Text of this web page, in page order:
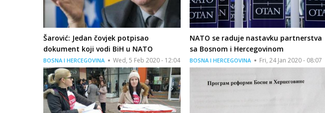
Šarović: Jedan čovjek potpisao
dokument koji vodi BiH u NATO
BOSNA I HERCEGOVINA Wed, 5 Feb 2020 - 12:04
NATO se raduje nastavku partnerstva
sa Bosnom i Hercegovinom
BOSNA I HERCEGOVINA Fri, 24 Jan 2020 - 08:07